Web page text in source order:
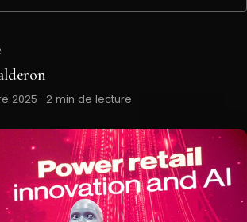
2025 · 2 min de lecture